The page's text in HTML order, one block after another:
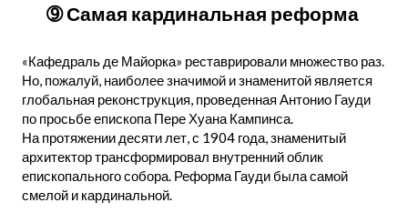
➈ Самая кардинальная реформа
«Кафедраль де Майорка» реставрировали множество раз.
Но, пожалуй, наиболее значимой и знаменитой является
глобальная реконструкция, проведенная Антонио Гауди
по просьбе епископа Пере Хуана Кампинса.
На протяжении десяти лет, с 1904 года, знаменитый
архитектор трансформировал внутренний облик
епископального собора. Реформа Гауди была самой
смелой и кардинальной.